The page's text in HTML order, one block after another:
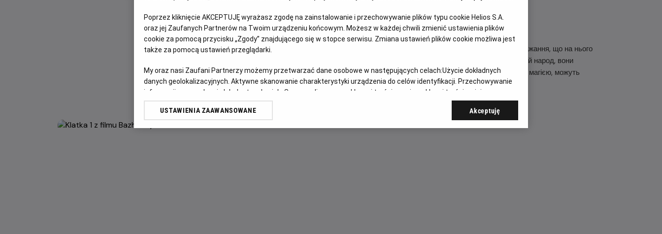
OPIS FILMU
Історія розповідає про кмітливу дівчину-ідеалістку, яка загадує настільки сильне бажання, що на нього
відгукується космічна сила - маленька кулька безмежної енергії. Щоб врятувати свій народ, вони
протистоять лихому королю. Адже коли воля однієї сміливої людини поєднується з магією, можуть
відбуватися дивовижні речі...
Poprzez kliknięcie AKCEPTUJĘ wyrażasz zgodę na zainstalowanie i przechowywanie plików typu cookie Helios S.A.
oraz jej Zaufanych Partnerów na Twoim urządzeniu końcowym. Możesz w każdej chwili zmienić ustawienia plików
cookie za pomocą przycisku „Zgody” znajdującego się w stopce serwisu. Zmiana ustawień plików cookie możliwa jest
także za pomocą ustawień przeglądarki.
My oraz nasi Zaufani Partnerzy możemy przetwarzać dane osobowe w następujących celach:Użycie dokładnych
danych geolokalizacyjnych. Aktywne skanowanie charakterystyki urządzenia do celów identyfikacji. Przechowywanie
informacji na urządzeniu lub dostęp do nich. Spersonalizowane reklamy i treści, pomiar reklam i treści, opinie
odbiorców i ulepszanie usług.
USTAWIENIA ZAAWANSOWANE Akceptuję